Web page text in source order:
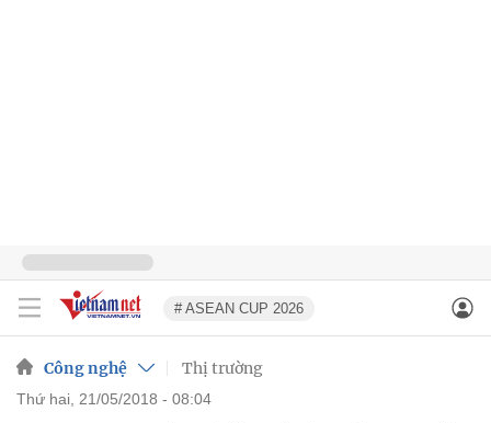
# ASEAN CUP 2026
Công nghệ Thị trường
thứ hai, 21/05/2018 - 08:04